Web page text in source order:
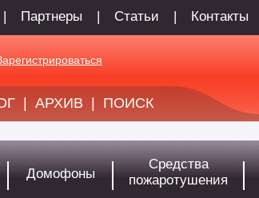
| Партнеры | Статьи | Контакты
АРХИВ ПОИСК
Домофоны
Средства
пожаротушения